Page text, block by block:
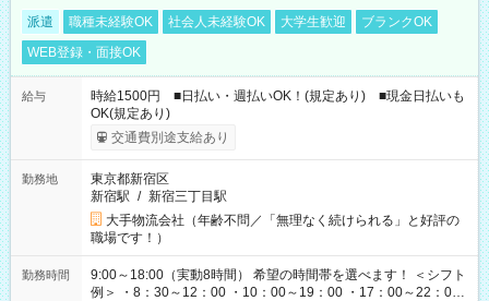
派遣 職種未経験OK 社会人未経験OK 大学生歓迎
ブランクOK
WEB登録・面接OK
給与
時給1500円 ■日払い・週払いOK！(規定あり) ■現金日払いも
OK(規定あり)
交通費別途支給あり
勤務地
東京都新宿区
新宿駅 / 新宿三丁目駅
大手物流会社（年齢不問／「無理なく続けられる」と好評の
職場です！）
勤務時間
9:00～18:00（実動8時間） 希望の時間帯を選べます！ ＜シフト
例＞ ・8：30～12：00 ・10：00～19：00 ・17：00～22：00